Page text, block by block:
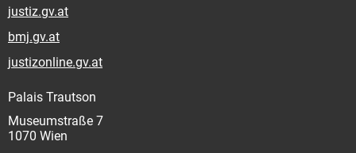
justiz.gv.at
bmj.gv.at
justizonline.gv.at
Palais Trautson
Museumstraße 7
1070 Wien